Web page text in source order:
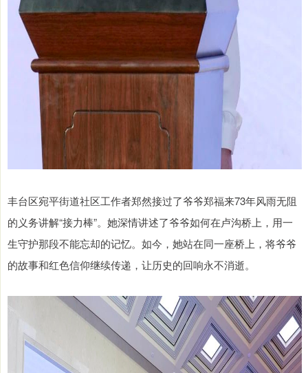
丰台区宛平街道社区工作者郑然接过了爷爷郑福来73年风雨无阻
的义务讲解“接力棒”。她深情讲述了爷爷如何在卢沟桥上，用一
生守护那段不能忘却的记忆。如今，她站在同一座桥上，将爷爷
的故事和红色信仰继续传递，让历史的回响永不消逝。